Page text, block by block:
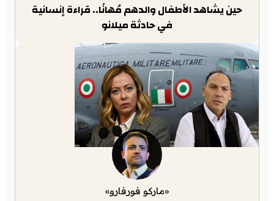
حين يشاهد الأطفال والدهم مُهانًا.. قراءة إنسانية
في حادثة ميلانو
«ماركو فورفارو»